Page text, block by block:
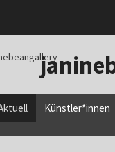
Künstler*innen